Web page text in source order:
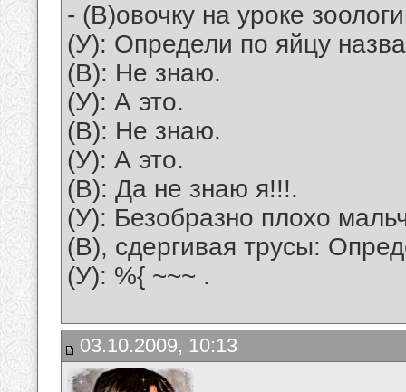
- (В)овочку на уроке
(У): Определи по яйцу
(В): Hе знаю.
(У): А это.
(В): Hе знаю.
(У): А это.
(В): Да не знаю я!!!.
(У): Безобразно плохо
(В), сдергивая трусы:
(У): %{ ~~~ .
03.10.2009, 10:13